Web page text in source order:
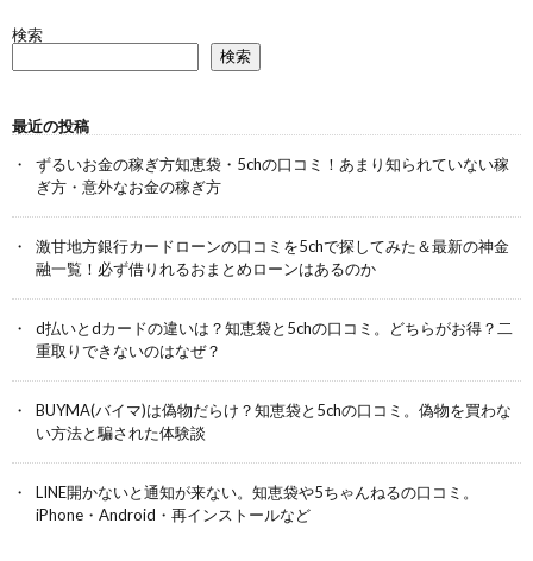
検索
検索
最近の投稿
ずるいお金の稼ぎ方知恵袋・5chの口コミ！あまり知られていない稼
ぎ方・意外なお金の稼ぎ方
激甘地方銀行カードローンの口コミを5chで探してみた＆最新の神金
融一覧！必ず借りれるおまとめローンはあるのか
d払いとdカードの違いは？知恵袋と5chの口コミ。どちらがお得？二
重取りできないのはなぜ？
BUYMA(バイマ)は偽物だらけ？知恵袋と5chの口コミ。偽物を買わな
い方法と騙された体験談
LINE開かないと通知が来ない。知恵袋や5ちゃんねるの口コミ。
iPhone・Android・再インストールなど